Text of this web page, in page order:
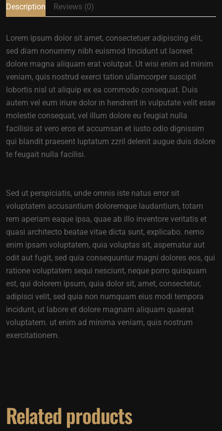
Description Reviews (0)
Lorem ipsum dolor sit amet, consectetuer adipiscing elit,
sed diam nonummy nibh euismod tincidunt ut laoreet
dolore magna aliquam erat volutpat. Ut wisi enim ad minim
veniam, quis nostrud exerci tation ullamcorper suscipit
lobortis nisl ut aliquip ex ea commodo consequat. Duis
autem vel eum iriure dolor in hendrerit in vulputate velit esse
molestie consequat, vel illum dolore eu feugiat nulla
facilisis at vero eros et accumsan et iusto odio dignissim
qui blandit praesent luptatum zzril delenit augue duis dolore
te feugait nulla facilisi.
Sed ut perspiciatis, unde omnis iste natus error sit
voluptatem accusantium doloremque laudantium, totam
rem aperiam eaque ipsa, quae ab illo inventore veritatis et
quasi architecto beatae vitae dicta sunt, explicabo. nemo
enim ipsam voluptatem, quia voluptas sit, aspernatur aut
odit aut fugit, sed quia consequuntur magni dolores eos, qui
ratione voluptatem sequi nesciunt, neque porro quisquam
est, qui dolorem ipsum, quia dolor sit, amet, consectetur,
adipisci velit, sed quia non numquam eius modi tempora
incidunt, ut labore et dolore magnam aliquam quaerat
voluptatem. ut enim ad minima veniam, quis nostrum
exercitationem.
Related products